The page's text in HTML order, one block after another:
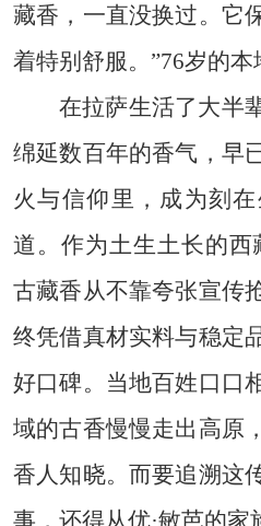
藏香，一直没换过。它
着特别舒服。”76岁的本
在拉萨生活了大半
绵延数百年的香气，早
火与信仰里，成为刻
道。作为土生土长的西
古藏香从不靠夸张宣传
终凭借真材实料与稳定
好口碑。当地百姓口口
域的古香慢慢走出高原
香人知晓。而要追溯这
事，还得从优·敏芭的家